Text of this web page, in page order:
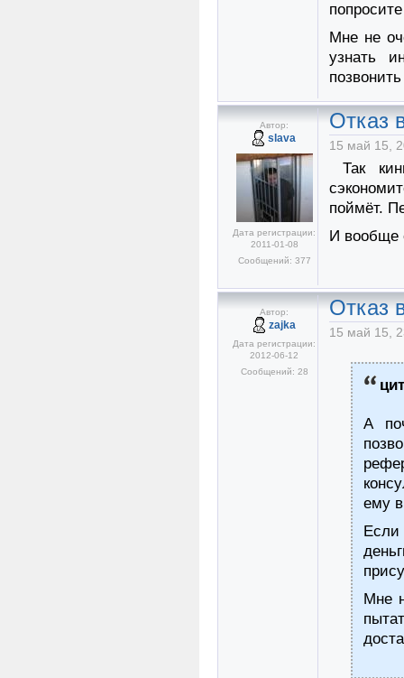
Мне не
узнать
Автор:
slava
Дата регистрации:
2011-01-08
Сообщений: 377
Отказ
15 май 15,
Так
поймёт.
И вообще
Автор:
zajka
Дата регистрации:
2012-06-12
Сообщений: 28
Отказ
15 май 15,
А
ему
Если
Мне